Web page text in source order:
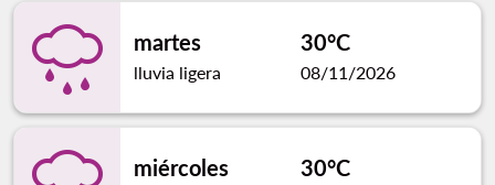
martes
lluvia ligera
30°C
08/11/2026
miércoles 30°C